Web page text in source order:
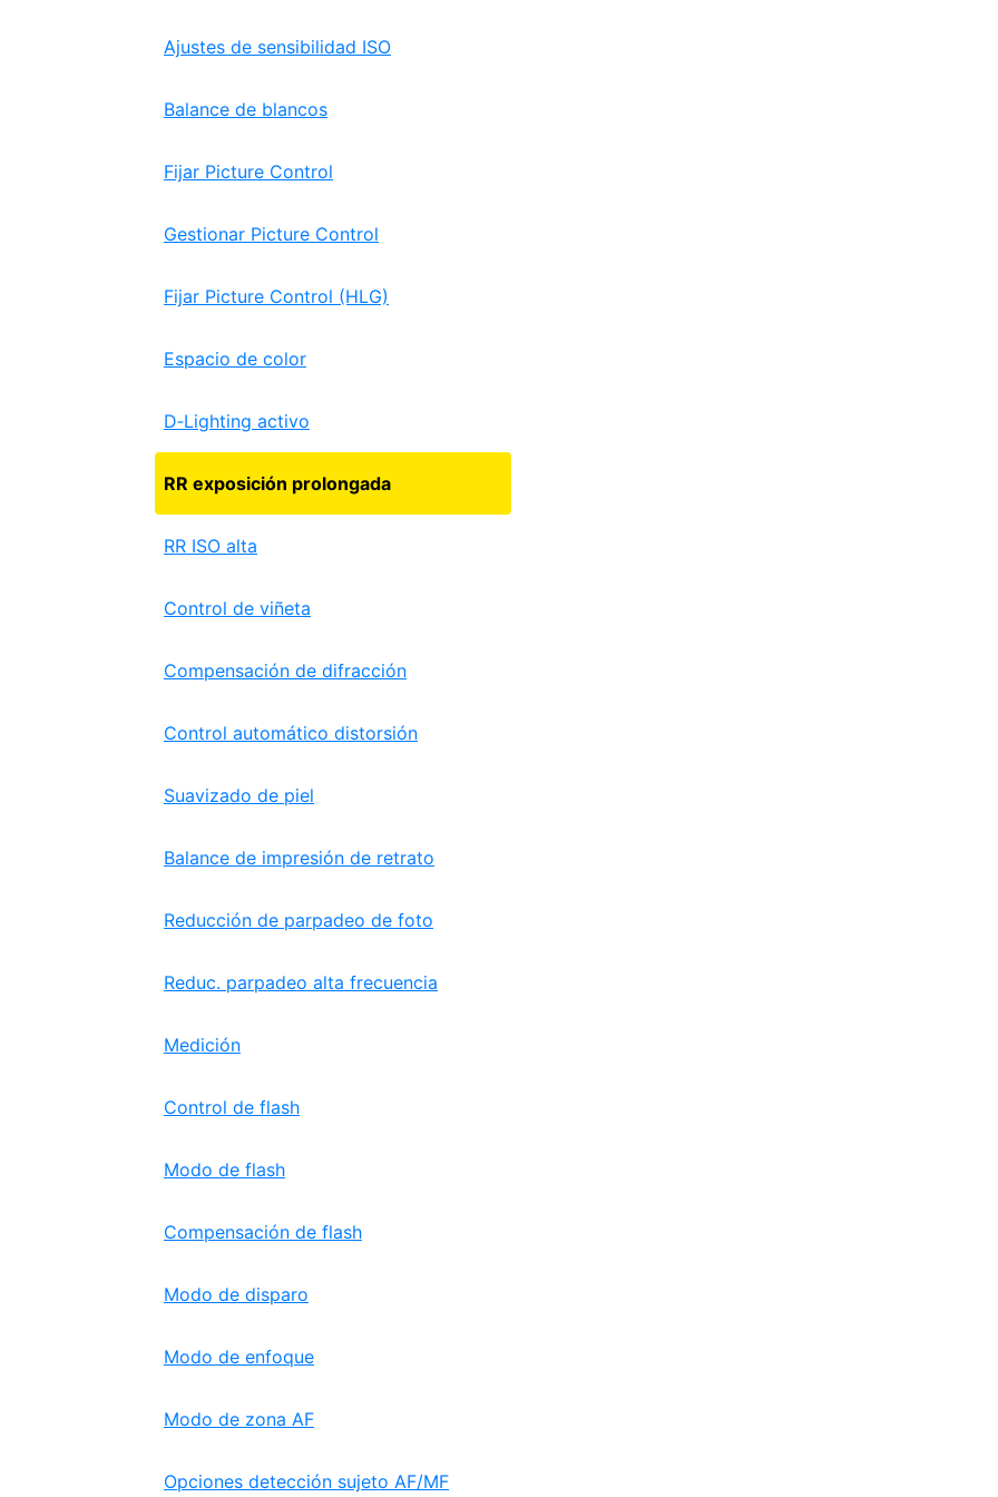
Ajustes de sensibilidad ISO
Balance de blancos
Fijar Picture Control
Gestionar Picture Control
Fijar Picture Control (HLG)
Espacio de color
D‑Lighting activo
RR exposición prolongada
RR ISO alta
Control de viñeta
Compensación de difracción
Control automático distorsión
Suavizado de piel
Balance de impresión de retrato
Reducción de parpadeo de foto
Reduc. parpadeo alta frecuencia
Medición
Control de flash
Modo de flash
Compensación de flash
Modo de disparo
Modo de enfoque
Modo de zona AF
Opciones detección sujeto AF/MF